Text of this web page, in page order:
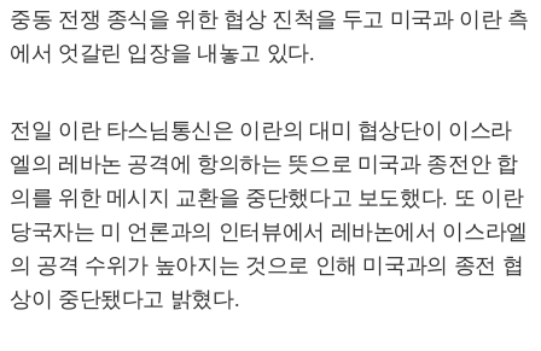
중동 전쟁 종식을 위한 협상 진척을 두고 미국과 이란 측
에서 엇갈린 입장을 내놓고 있다.
전일 이란 타스님통신은 이란의 대미 협상단이 이스라
엘의 레바논 공격에 항의하는 뜻으로 미국과 종전안 합
의를 위한 메시지 교환을 중단했다고 보도했다. 또 이란
당국자는 미 언론과의 인터뷰에서 레바논에서 이스라엘
의 공격 수위가 높아지는 것으로 인해 미국과의 종전 협
상이 중단됐다고 밝혔다.